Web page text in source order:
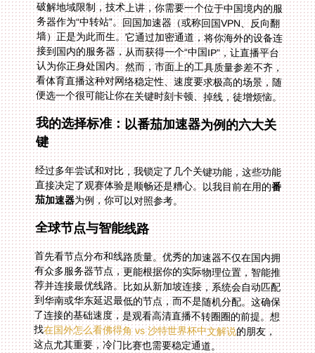
破解地域限制，技术上讲，你需要一个位于中国境内的服
务器作为“中转站”。回国加速器（或称回国VPN、反向翻
墙）正是为此而生。它通过加密通道，将你海外的设备连
接到国内的服务器，从而获得一个“中国IP”，让直播平台
认为你正身处国内。然而，市面上的工具质量参差不齐，
看体育直播这种对网络稳定性、速度要求极高的场景，随
便选一个很可能让你在关键时刻卡顿、掉线，徒增烦恼。
我的选择标准：以番茄加速器为例的六大关
键
经过多年尝试和对比，我锁定了几个关键功能，这些功能
直接决定了观赛体验是顺畅还是糟心。以我目前在用的番
茄加速器为例，你可以对照参考。
全球节点与智能线路
首先看节点分布和线路质量。优秀的加速器不仅在国内拥
有众多服务器节点，更能根据你的实际物理位置，智能推
荐并连接最优线路。比如从新加坡连接，系统会自动匹配
到华南或华东延迟最低的节点，而不是随机分配。这确保
了连接的基础速度，是观看高清直播不转圈圈的前提。想
找在国外怎么看佛得角 vs 沙特世界杯中文解说的朋友，
这点尤其重要，冷门比赛也需要稳定通道。